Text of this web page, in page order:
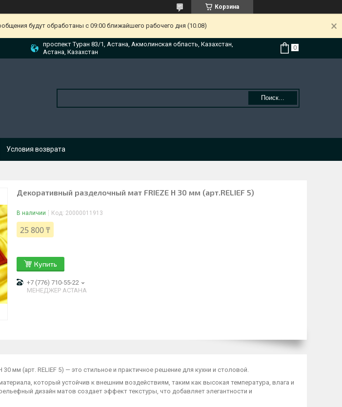
Корзина
будут обработаны с 09:00 ближайшего рабочего дня (10.08)
проспект Туран 83/1, Астана, Акмолинская область, Казахстан,
Астана, Казахстан
Поиск...
Условия возврата
Декоративный разделочный мат FRIEZE H 30 мм (арт.RELIEF 5)
В наличии Код: 20000011913
25 800 ₸
Купить
+7 (776) 710-55-22
МЕНЕДЖЕР АСТАНА
мм (арт. RELIEF 5) — это стильное и практичное решение для кухни и столовой.
который устойчив к внешним воздействиям, таким как высокая температура, влага и
дизайн матов создает эффект текстуры, что добавляет элегантности и